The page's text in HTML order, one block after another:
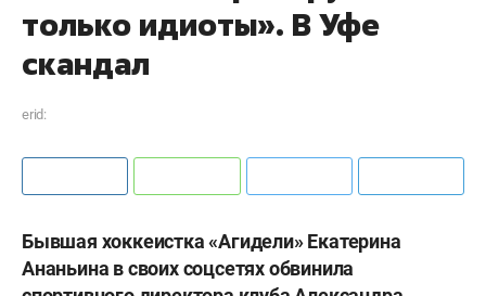
только идиоты». В Уфе
скандал
erid:
Бывшая хоккеистка «Агидели» Екатерина
Ананьина в своих соцсетях обвинила